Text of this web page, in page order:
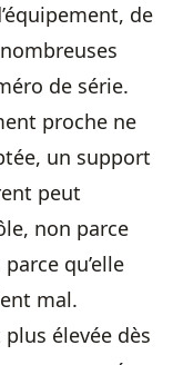
de
de série.
proche ne
un support
peut
non parce
qu’elle
mal.
élevée dès